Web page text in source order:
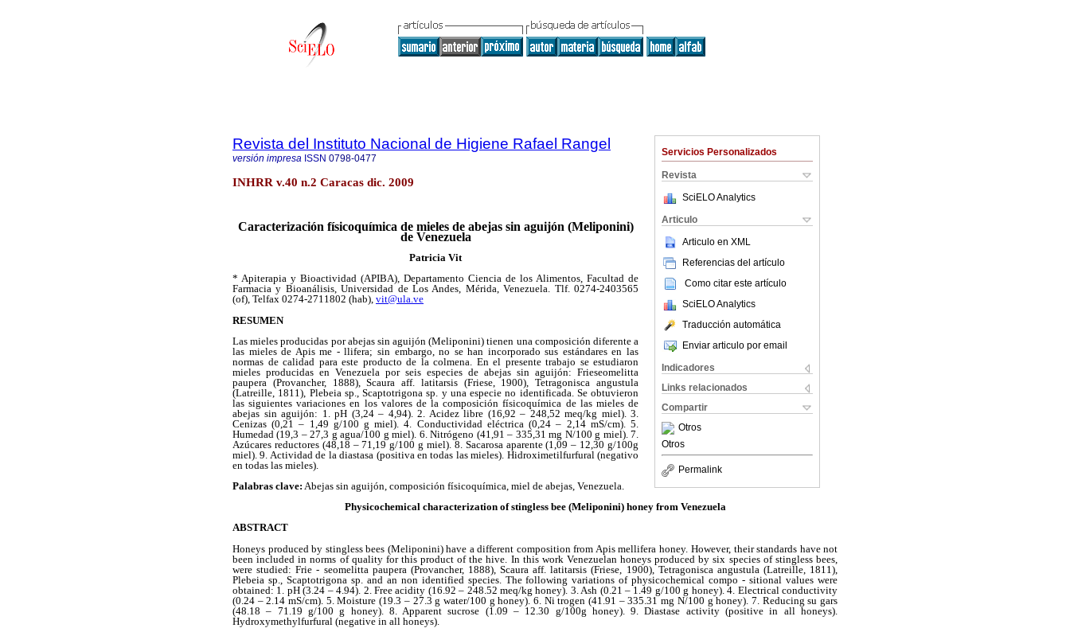
Servicios Personalizados
Revista
SciELO Analytics
Articulo
Articulo en XML
Referencias del artículo
Como citar este artículo
SciELO Analytics
Traducción automática
Enviar articulo por email
Indicadores
Links relacionados
Compartir
Otros
Otros
Permalink
Revista del Instituto Nacional de Higiene Rafael Rangel
versión impresa ISSN 0798-0477
INHRR v.40 n.2 Caracas dic. 2009
Caracterización físicoquímica de mieles de abejas sin aguijón (Meliponini)
de Venezuela
Patricia Vit
* Apiterapia y Bioactividad (APIBA), Departamento Ciencia de los Alimentos, Facultad de
Farmacia y Bioanálisis, Universidad de Los Andes, Mérida, Venezuela. Tlf. 0274-2403565
(of), Telfax 0274-2711802 (hab), vit@ula.ve
RESUMEN
Las mieles producidas por abejas sin aguijón (Meliponini) tienen una composición diferente a
las mieles de Apis me - llifera; sin embargo, no se han incorporado sus estándares en las
normas de calidad para este producto de la colmena. En el presente trabajo se estudiaron
mieles producidas en Venezuela por seis especies de abejas sin aguijón: Frieseomelitta
paupera (Provancher, 1888), Scaura aff. latitarsis (Friese, 1900), Tetragonisca angustula
(Latreille, 1811), Plebeia sp., Scaptotrigona sp. y una especie no identificada. Se obtuvieron
las siguientes variaciones en los valores de la composición físicoquímica de las mieles de
abejas sin aguijón: 1. pH (3,24 – 4,94). 2. Acidez libre (16,92 – 248,52 meq/kg miel). 3.
Cenizas (0,21 – 1,49 g/100 g miel). 4. Conductividad eléctrica (0,24 – 2,14 mS/cm). 5.
Humedad (19,3 – 27,3 g agua/100 g miel). 6. Nitrógeno (41,91 – 335,31 mg N/100 g miel). 7.
Azúcares reductores (48,18 – 71,19 g/100 g miel). 8. Sacarosa aparente (1,09 – 12,30 g/100g
miel). 9. Actividad de la diastasa (positiva en todas las mieles). Hidroximetilfurfural (negativo
en todas las mieles).
Palabras clave: Abejas sin aguijón, composición físicoquímica, miel de abejas, Venezuela.
Physicochemical characterization of stingless bee (Meliponini) honey from Venezuela
ABSTRACT
Honeys produced by stingless bees (Meliponini) have a different composition from Apis mellifera honey. However, their standards have not
been included in norms of quality for this product of the hive. In this work Venezuelan honeys produced by six species of stingless bees,
were studied: Frie - seomelitta paupera (Provancher, 1888), Scaura aff. latitarsis (Friese, 1900), Tetragonisca angustula (Latreille, 1811),
Plebeia sp., Scaptotrigona sp. and an non identified species. The following variations of physicochemical compo - sitional values were
obtained: 1. pH (3.24 – 4.94). 2. Free acidity (16.92 – 248.52 meq/kg honey). 3. Ash (0.21 – 1.49 g/100 g honey). 4. Electrical conductivity
(0.24 – 2.14 mS/cm). 5. Moisture (19.3 – 27.3 g water/100 g honey). 6. Ni trogen (41.91 – 335.31 mg N/100 g honey). 7. Reducing su gars
(48.18 – 71.19 g/100 g honey). 8. Apparent sucrose (1.09 – 12.30 g/100g honey). 9. Diastase activity (positive in all honeys).
Hydroxymethylfurfural (negative in all honeys).